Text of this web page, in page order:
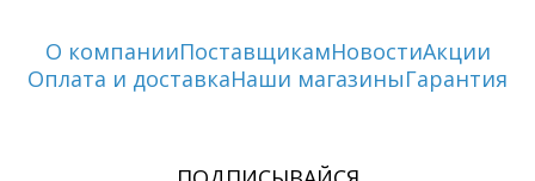
О компанииПоставщикамНовостиАкции
Оплата и доставкаНаши магазиныГарантия